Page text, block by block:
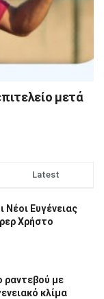
μετά
Latest
Ευγένειας
Χρήστο
ραντεβού με
κλίμα